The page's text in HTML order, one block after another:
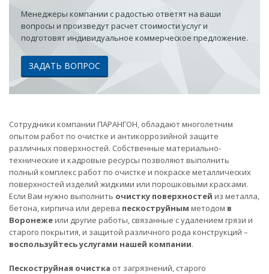
Менеджеры компании с радостью ответят на ваши
вопросы и произведут расчет стоимости услуг и
подготовят индивидуальное коммерческое предложение.
ЗАДАТЬ ВОПРОС
Сотрудники компании ПАРАНГОН, обладают многолетним
опытом работ по очистке и антикоррозийной защите
различных поверхностей. Собственные материально-
технические и кадровые ресурсы позволяют выполнить
полный комплекс работ по очистке и покраске металлических
поверхностей изделий жидкими или порошковыми красками.
Если Вам нужно выполнить очистку поверхностей из металла,
бетона, кирпича или дерева пескоструйным методом в
Воронежеили другие работы, связанные с удалением грязи и
старого покрытия, и защитой различного рода конструкций –
воспользуйтесь услугами нашей компании.
Пескоструйная очистка от загрязнений, старого